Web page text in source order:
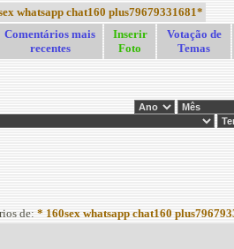
whatsapp chat160 plus79679331681*
Comentários mais
recentes
Inserir
Foto
Votação de
Temas
de: * 160sex whatsapp chat160